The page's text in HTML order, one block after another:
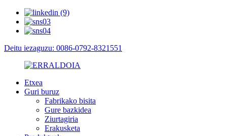
Deitu iezaguzu: 0086-0792-8321551
Etxea
Guri buruz
Fabrikako bisita
Gure bazkidea
Ziurtagiria
Erakusketa